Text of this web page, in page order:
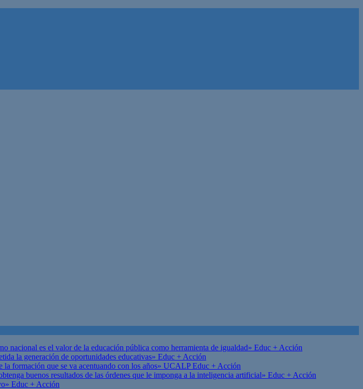
nacional es el valor de la educación pública como herramienta de igualdad» Educ + Acción
la generación de oportunidades educativas» Educ + Acción
formación que se va acentuando con los años» UCALPEduc + Acción
buenos resultados de las órdenes que le imponga a la inteligencia artificial» Educ + Acción
Educ + Acción